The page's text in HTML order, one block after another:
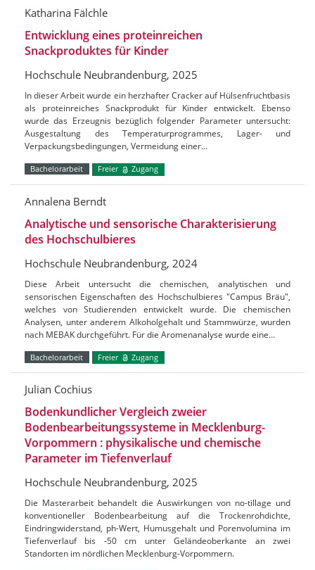
Katharina Fälchle
Entwicklung eines proteinreichen
Snackproduktes für Kinder
Hochschule Neubrandenburg, 2025
In dieser Arbeit wurde ein herzhafter Cracker auf Hülsenfruchtbasis
als proteinreiches Snackprodukt für Kinder entwickelt. Ebenso
wurde das Erzeugnis bezüglich folgender Parameter untersucht:
Ausgestaltung des Temperaturprogrammes, Lager- und
Verpackungsbedingungen, Vermeidung einer…
Bachelorarbeit Freier Zugang
Annalena Berndt
Analytische und sensorische Charakterisierung
des Hochschulbieres
Hochschule Neubrandenburg, 2024
Diese Arbeit untersucht die chemischen, analytischen und
sensorischen Eigenschaften des Hochschulbieres "Campus Bräu",
welches von Studierenden entwickelt wurde. Die chemischen
Analysen, unter anderem Alkoholgehalt und Stammwürze, wurden
nach MEBAK durchgeführt. Für die Aromenanalyse wurde eine…
Bachelorarbeit Freier Zugang
Julian Cochius
Bodenkundlicher Vergleich zweier
Bodenbearbeitungssysteme in Mecklenburg-
Vorpommern : physikalische und chemische
Parameter im Tiefenverlauf
Hochschule Neubrandenburg, 2025
Die Masterarbeit behandelt die Auswirkungen von no-tillage und
konventioneller Bodenbearbeitung auf die Trockenrohdichte,
Eindringwiderstand, ph-Wert, Humusgehalt und Porenvolumina im
Tiefenverlauf bis -50 cm unter Geländeoberkante an zwei
Standorten im nördlichen Mecklenburg-Vorpommern.